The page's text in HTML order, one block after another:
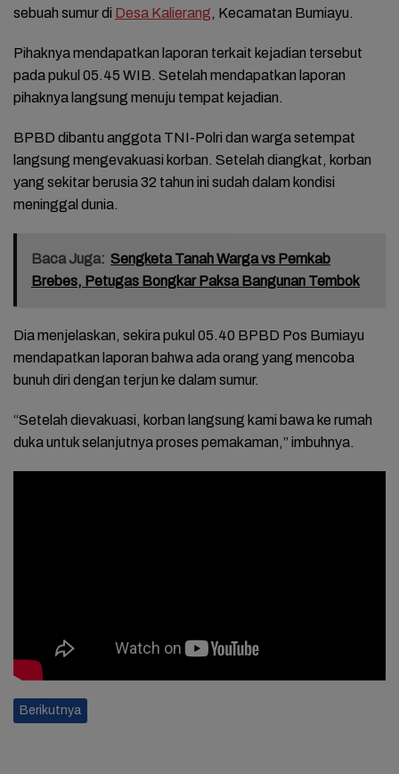
sebuah sumur di Desa Kalierang, Kecamatan Bumiayu.
Pihaknya mendapatkan laporan terkait kejadian tersebut
pada pukul 05.45 WIB. Setelah mendapatkan laporan
pihaknya langsung menuju tempat kejadian.
BPBD dibantu anggota TNI-Polri dan warga setempat
langsung mengevakuasi korban. Setelah diangkat, korban
yang sekitar berusia 32 tahun ini sudah dalam kondisi
meninggal dunia.
Baca Juga: Sengketa Tanah Warga vs Pemkab
Brebes, Petugas Bongkar Paksa Bangunan Tembok
Dia menjelaskan, sekira pukul 05.40 BPBD Pos Bumiayu
mendapatkan laporan bahwa ada orang yang mencoba
bunuh diri dengan terjun ke dalam sumur.
“Setelah dievakuasi, korban langsung kami bawa ke rumah
duka untuk selanjutnya proses pemakaman,” imbuhnya.
Berikutnya